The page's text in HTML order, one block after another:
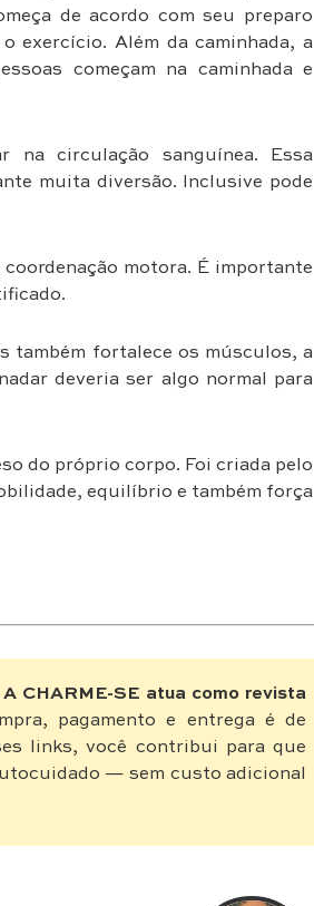
de acordo com seu preparo
exercício. Além da caminhada, a
começam na caminhada e
na circulação sanguínea. Essa
muita diversão. Inclusive pode
motora. É importante
também fortalece os músculos, a
deveria ser algo normal para
do próprio corpo. Foi criada pelo
equilíbrio e também força
A CHARME-SE atua como revista
pagamento e entrega é de
links, você contribui para que
— sem custo adicional